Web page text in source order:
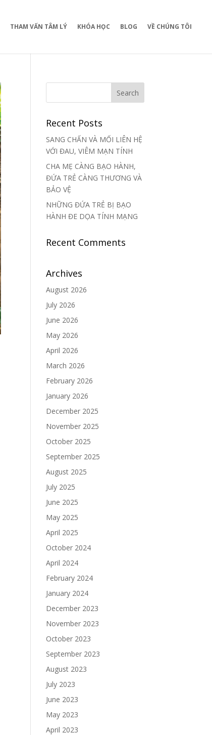
THAM VẤN TÂM LÝ KHÓA HỌC BLOG VỀ CHÚNG TÔI
Recent Posts
SANG CHẤN VÀ MỐI LIÊN HỆ
VỚI ĐAU, VIÊM MẠN TÍNH
CHA MẸ CÀNG BẠO HÀNH,
ĐỨA TRẺ CÀNG THƯƠNG VÀ
BẢO VỆ
NHỮNG ĐỨA TRẺ BỊ BẠO
HÀNH ĐE DỌA TÍNH MẠNG
Recent Comments
Archives
August 2026
July 2026
June 2026
May 2026
April 2026
March 2026
February 2026
January 2026
December 2025
November 2025
October 2025
September 2025
August 2025
July 2025
June 2025
May 2025
April 2025
October 2024
April 2024
February 2024
January 2024
December 2023
November 2023
October 2023
September 2023
August 2023
July 2023
June 2023
May 2023
April 2023